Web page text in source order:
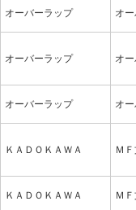
オーバーラップ オ
オーバーラップ オ
オーバーラップ オ
ＫＡＤＯＫＡＷＡ Ｍ
ＫＡＤＯＫＡＷＡ Ｍ